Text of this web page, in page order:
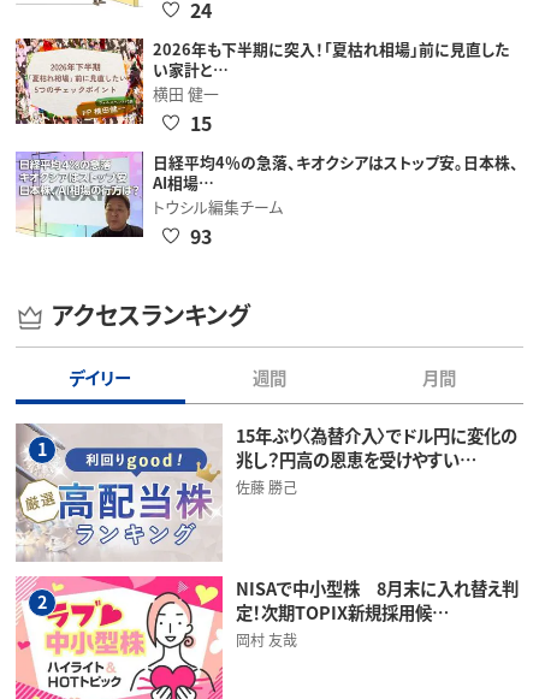
24
2026年も下半期に突入！「夏枯れ相場」前に見直した
い家計と…
横田 健一
15
日経平均4％の急落、キオクシアはストップ安。日本株、
AI相場…
トウシル編集チーム
93
アクセスランキング
デイリー 週間 月間
1
15年ぶり〈為替介入〉でドル円に変化の
兆し？円高の恩恵を受けやすい…
佐藤 勝己
2
NISAで中小型株 8月末に入れ替え判
定！次期TOPIX新規採用候…
岡村 友哉